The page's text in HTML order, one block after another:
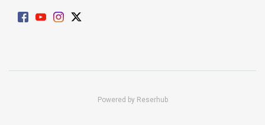
Powered by Reserhub